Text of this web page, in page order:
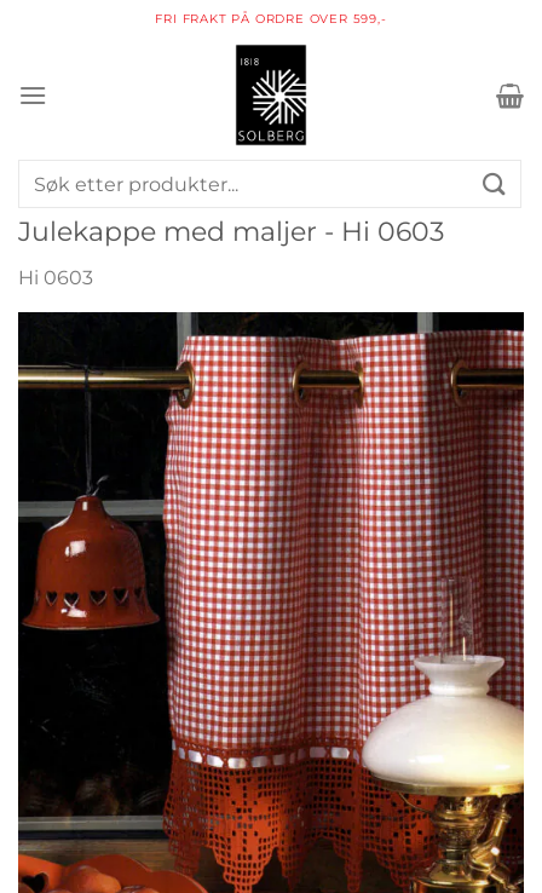
PAKKE I POSTKASSEN
Søk
etter:
Julekappe med maljer - Hi 0603
Hi 0603